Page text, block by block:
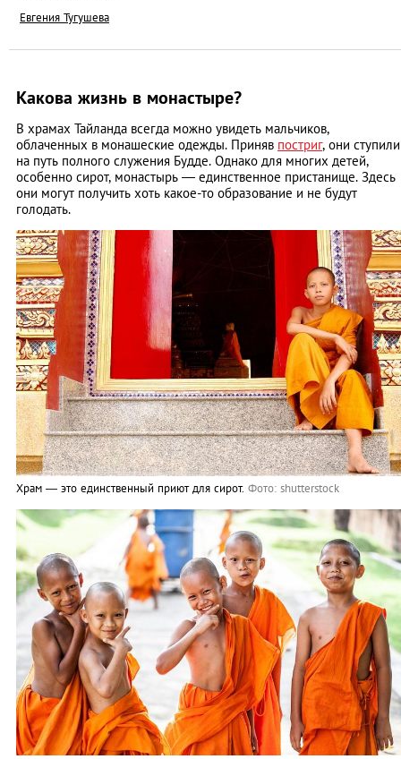
Евгения Тугушева
Какова жизнь в монастыре?
В храмах Тайланда всегда можно увидеть мальчиков,
облаченных в монашеские одежды. Приняв постриг, они ступили
на путь полного служения Будде. Однако для многих детей,
особенно сирот, монастырь — единственное пристанище. Здесь
они могут получить хоть какое-то образование и не будут
голодать.
Храм ― это единственный приют для сирот. Фото: shutterstock